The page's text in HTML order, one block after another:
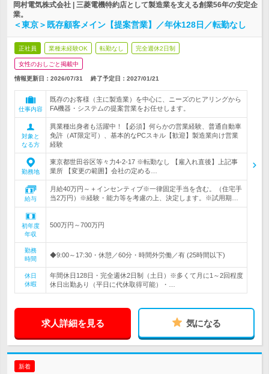
岡村電気株式会社 | 三菱電機特約店として製造業を支える創業56年の安定企
業。
＜東京＞既存顧客メイン【提案営業】／年休128日／転勤なし
正社員 業種未経験OK 転勤なし 完全週休2日制
女性のおしごと掲載中
情報更新日：2026/07/31 終了予定日： 2027/01/21
仕事内容
既存のお客様（主に製造業）を中心に、ニーズのヒアリングから
FA機器・システムの提案営業をお任せします。
対象と
なる方
異業種出身者も活躍中！【必須】何らかの営業経験、普通自動車
免許（AT限定可）、基本的なPCスキル【歓迎】製造業向け営業
経験
勤務地
東京都世田谷区等々力4-2-17 ※転勤なし 【雇入れ直後】上記事
業所 【変更の範囲】会社の定める…
給与
月給40万円～＋インセンティブ※一律固定手当を含む。（住宅手
当2万円）※経験・能力等を考慮の上、決定します。※試用期…
初年度
年収
500万円～700万円
勤務
時間
◆9:00～17:30・休憩／60分・時間外労働／有 (25時間以下)
休日
休暇
年間休日128日・完全週休2日制（土日）※多くて月に1～2回程度
休日出勤あり（平日に代休取得可能）・…
求人詳細を見る 気になる
新着